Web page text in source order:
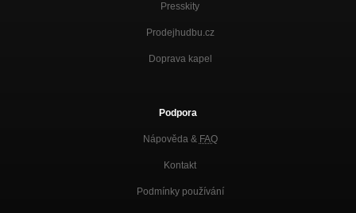
Presskity
Prodejhudbu.cz
Doprava kapel
Podpora
Nápověda & FAQ
Kontakt
Podmínky používání